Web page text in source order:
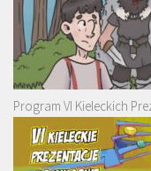
Program VI Kieleckich